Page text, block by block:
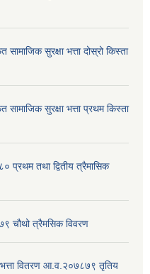
सुरक्षा भत्ता दोस्रो किस्ता
सुरक्षा भत्ता प्रथम किस्ता
प्रथम तथा द्वितीय त्रैमासिक
चौथो त्रैमसिक विवरण
भत्ता वितरण आ.व.२०७८७९ तृतिय